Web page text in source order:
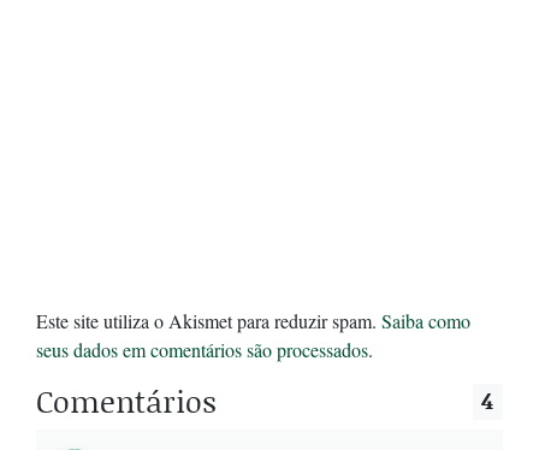
Este site utiliza o Akismet para reduzir spam. Saiba como
seus dados em comentários são processados.
Comentários 4